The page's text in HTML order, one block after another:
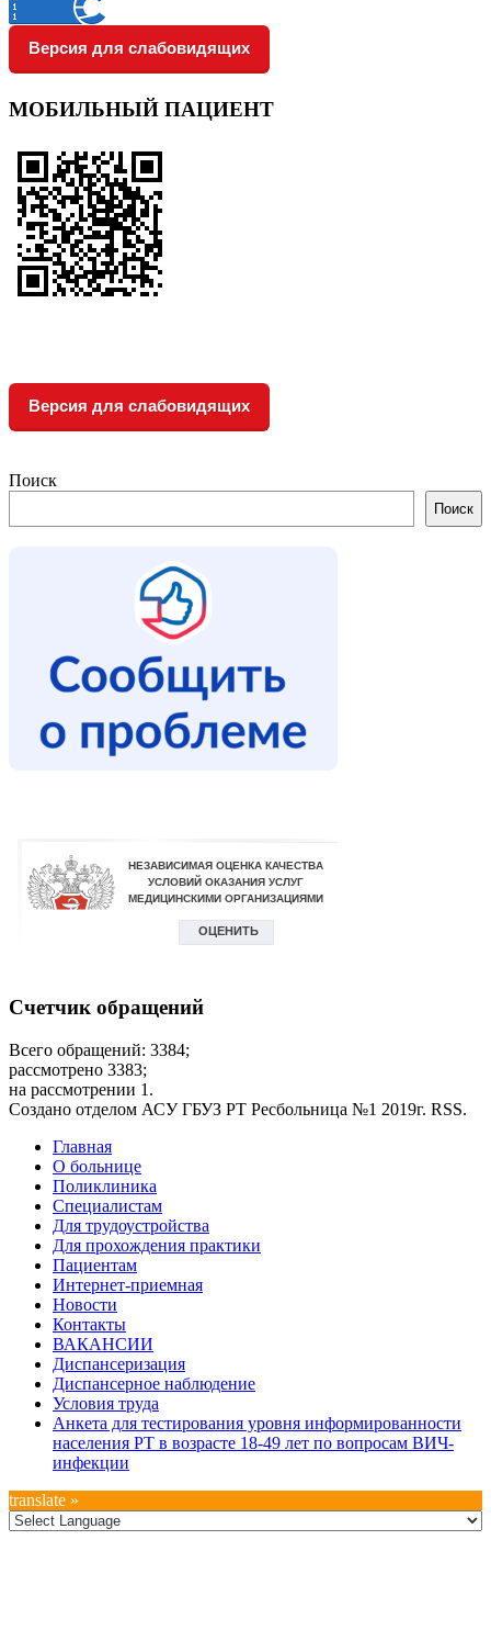
Версия для слабовидящих
МОБИЛЬНЫЙ ПАЦИЕНТ
Версия для слабовидящих
Поиск
Поиск
Счетчик обращений
Всего обращений: 3384;
рассмотрено 3383;
на рассмотрении 1.
Создано отделом АСУ ГБУЗ РТ Ресбольница №1 2019г. RSS.
Дополнительное
меню
Главная
О больнице
Поликлиника
Специалистам
Для трудоустройства
Для прохождения практики
Пациентам
Интернет-приемная
Новости
Контакты
ВАКАНСИИ
Диспансеризация
Диспансерное наблюдение
Условия труда
Анкета для тестирования уровня информированности
населения РТ в возрасте 18-49 лет по вопросам ВИЧ-
инфекции
translate »